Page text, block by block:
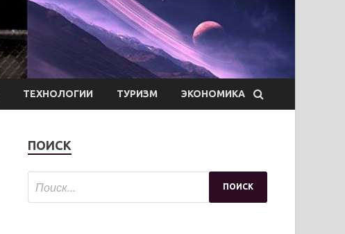
ТЕХНОЛОГИИ ТУРИЗМ ЭКОНОМИКА
ПОИСК